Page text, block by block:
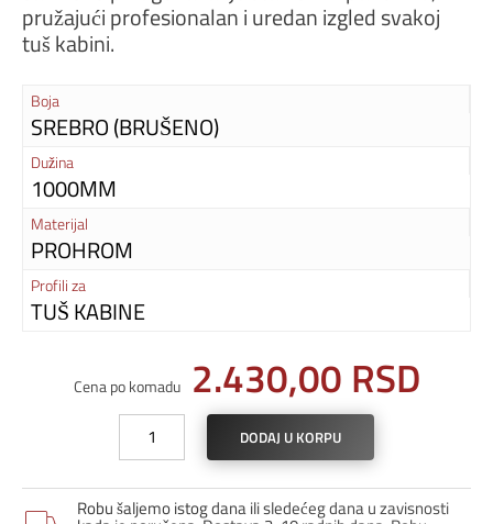
pružajući profesionalan i uredan izgled svakoj
tuš kabini.
Boja
SREBRO (BRUŠENO)
Dužina
1000MM
Materijal
PROHROM
Profili za
TUŠ KABINE
Cena po komadu 2.430,00 RSD
10-
24
DODAJ U KORPU
Robu šaljemo istog dana ili sledećeg dana u zavisnosti